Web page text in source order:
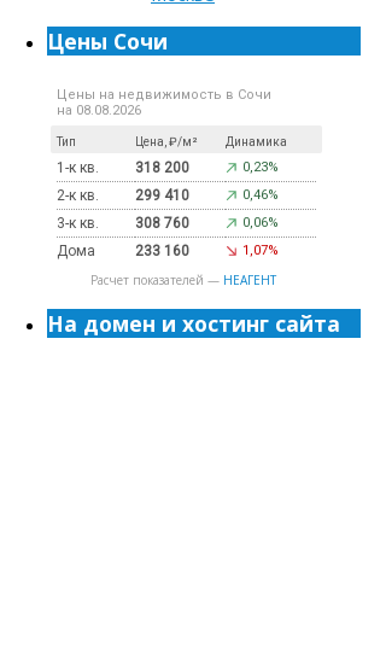
Цены Сочи
Цены на недвижимость в Сочи
на 08.08.2026
Тип Цена, ₽/м² Динамика
1-к кв. 318 200 0,23%
2-к кв. 299 410 0,46%
3-к кв. 308 760 0,06%
Дома 233 160 1,07%
Расчет показателей — НЕАГЕНТ
На домен и хостинг сайта